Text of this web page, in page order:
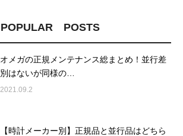
POPULAR POSTS
オメガの正規メンテナンス総まとめ！並行差
別はないが同様の…
2021.09.2
【時計メーカー別】正規品と並行品はどちら